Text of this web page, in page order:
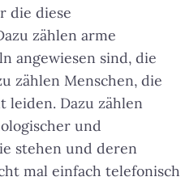
die diese
zählen arme
angewiesen sind, die
zählen Menschen, die
leiden. Dazu zählen
und
stehen und deren
mal einfach telefonisch